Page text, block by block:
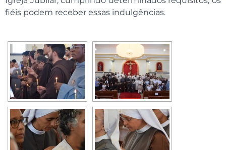
fiéis podem receber essas indulgências.